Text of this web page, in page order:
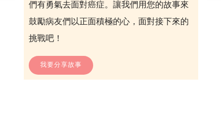
們有勇氣去面對癌症。讓我們用您的故事來
鼓勵病友們以正面積極的心，面對接下來的
挑戰吧！
我要分享故事